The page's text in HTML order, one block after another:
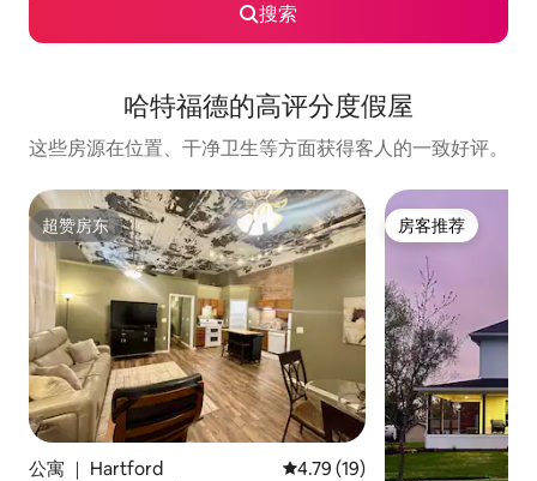
搜索
哈特福德的高评分度假屋
这些房源在位置、干净卫生等方面获得客人的一致好评。
超赞房东
超赞房东
公寓 ｜ Hartford 平均评分 4.79 分（满分 5 分）
4.79 (19)
房客推荐
房客推荐